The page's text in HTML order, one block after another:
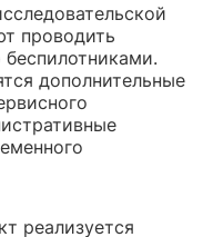
проводить
дополнительные
реализуется